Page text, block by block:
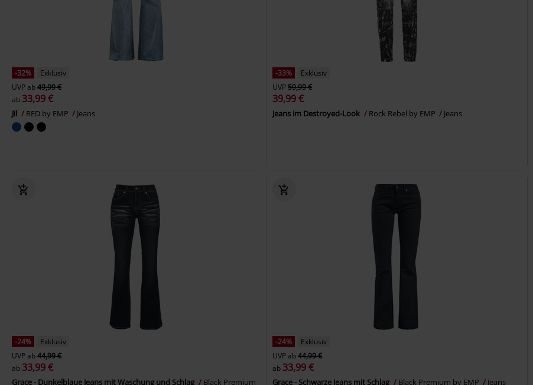
-32%
Exklusiv
UVPab49,99 €
ab 33,99 €
Jil RED by EMP Jeans
-33%
Exklusiv
UVP59,99 €
39,99 €
Jeans im Destroyed-Look Rock Rebel by EMP Jeans
-24%
Exklusiv
UVPab44,99 €
ab 33,99 €
Grace - Dunkelblaue Jeans mit Waschung und Schlag Black Premium
-24%
Exklusiv
UVPab44,99 €
ab 33,99 €
Grace - Schwarze Jeans mit Schlag Black Premium by EMP Jeans